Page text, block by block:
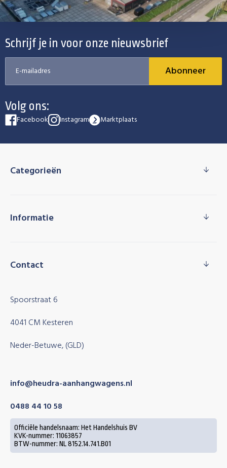
Schrijf je in voor onze nieuwsbrief
Abonneer
Volg ons:
Facebook Instagram Marktplaats
Categorieën
Informatie
Contact
Spoorstraat 6
4041 CM Kesteren
Neder-Betuwe, (GLD)
info@heudra-aanhangwagens.nl
0488 44 10 58
Officiële handelsnaam: Het Handelshuis BV
KVK-nummer: 11063857
BTW-nummer: NL 8152.14.741.B01